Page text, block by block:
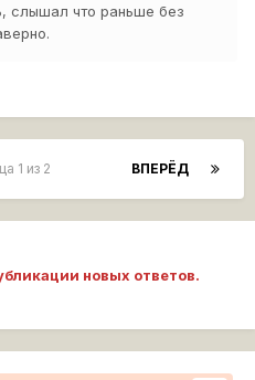
слышал что раньше без
ВПЕРЁД
1 из 2
новых ответов.